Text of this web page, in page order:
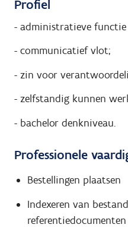
Profiel
- administratieve
- communicatief vlot;
- zin voor
- zelfstandig kunnen
- bachelor denkniveau.
Professionele
Bestellingen plaatsen
Indexeren van
referentiedocumenten